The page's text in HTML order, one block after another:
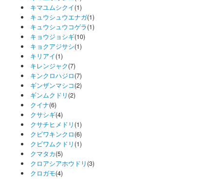
キマユムシクイ(1)
キュウシュウエナガ(1)
キュウシュウコゲラ(1)
キョウジョシギ(10)
キョクアジサシ(1)
キリアイ(1)
キレンジャク(7)
キンクロハジロ(7)
ギンザンマシコ(2)
ギンムクドリ (2)
クイナ(6)
クサシギ(4)
クサチヒメドリ (1)
クビワキンクロ(6)
クビワムクドリ (1)
クマタカ(5)
クロアシアホウドリ (3)
クロガモ(4)